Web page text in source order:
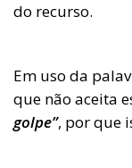
do recurso.
Em uso da
que não aceita
golpe”, por que